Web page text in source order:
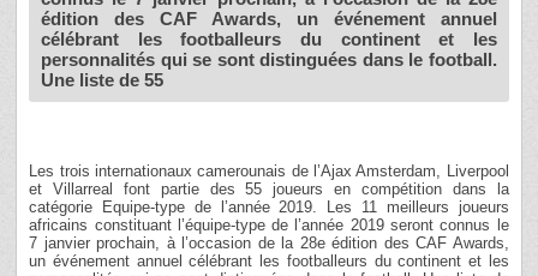
édition des CAF Awards, un événement annuel
célébrant les footballeurs du continent et les
personnalités qui se sont distinguées dans le football.
Une liste de 55
Les trois internationaux camerounais de l’Ajax Amsterdam, Liverpool
et Villarreal font partie des 55 joueurs en compétition dans la
catégorie Equipe-type de l’année 2019. Les 11 meilleurs joueurs
africains constituant l’équipe-type de l’année 2019 seront connus le
7 janvier prochain, à l’occasion de la 28e édition des CAF Awards,
un événement annuel célébrant les footballeurs du continent et les